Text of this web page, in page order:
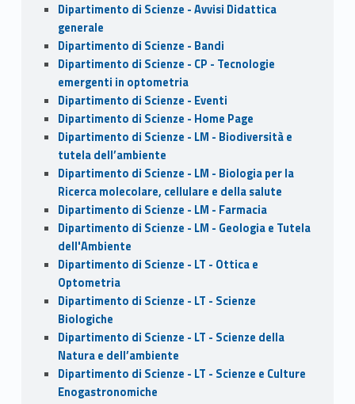
Dipartimento di Scienze - Avvisi Didattica
generale
Dipartimento di Scienze - Bandi
Dipartimento di Scienze - CP - Tecnologie
emergenti in optometria
Dipartimento di Scienze - Eventi
Dipartimento di Scienze - Home Page
Dipartimento di Scienze - LM - Biodiversità e
tutela dell’ambiente
Dipartimento di Scienze - LM - Biologia per la
Ricerca molecolare, cellulare e della salute
Dipartimento di Scienze - LM - Farmacia
Dipartimento di Scienze - LM - Geologia e Tutela
dell'Ambiente
Dipartimento di Scienze - LT - Ottica e
Optometria
Dipartimento di Scienze - LT - Scienze
Biologiche
Dipartimento di Scienze - LT - Scienze della
Natura e dell’ambiente
Dipartimento di Scienze - LT - Scienze e Culture
Enogastronomiche